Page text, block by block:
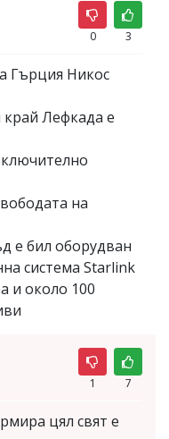
0 3
Гърция Никос
край Лефкада е
на
е бил оборудван
система Starlink
и около 100
1 7
цял свят е